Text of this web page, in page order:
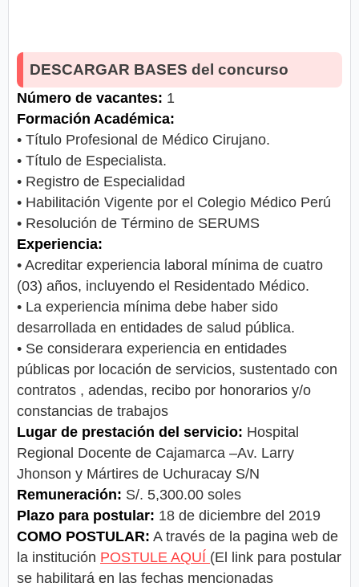
DESCARGAR BASES del concurso
Número de vacantes: 1
Formación Académica:
• Título Profesional de Médico Cirujano.
• Título de Especialista.
• Registro de Especialidad
• Habilitación Vigente por el Colegio Médico Perú
• Resolución de Término de SERUMS
Experiencia:
• Acreditar experiencia laboral mínima de cuatro
(03) años, incluyendo el Residentado Médico.
• La experiencia mínima debe haber sido
desarrollada en entidades de salud pública.
• Se considerara experiencia en entidades
públicas por locación de servicios, sustentado con
contratos , adendas, recibo por honorarios y/o
constancias de trabajos
Lugar de prestación del servicio: Hospital
Regional Docente de Cajamarca –Av. Larry
Jhonson y Mártires de Uchuracay S/N
Remuneración: S/. 5,300.00 soles
Plazo para postular: 18 de diciembre del 2019
COMO POSTULAR: A través de la pagina web de
la institución POSTULE AQUÍ (El link para postular
se habilitará en las fechas mencionadas